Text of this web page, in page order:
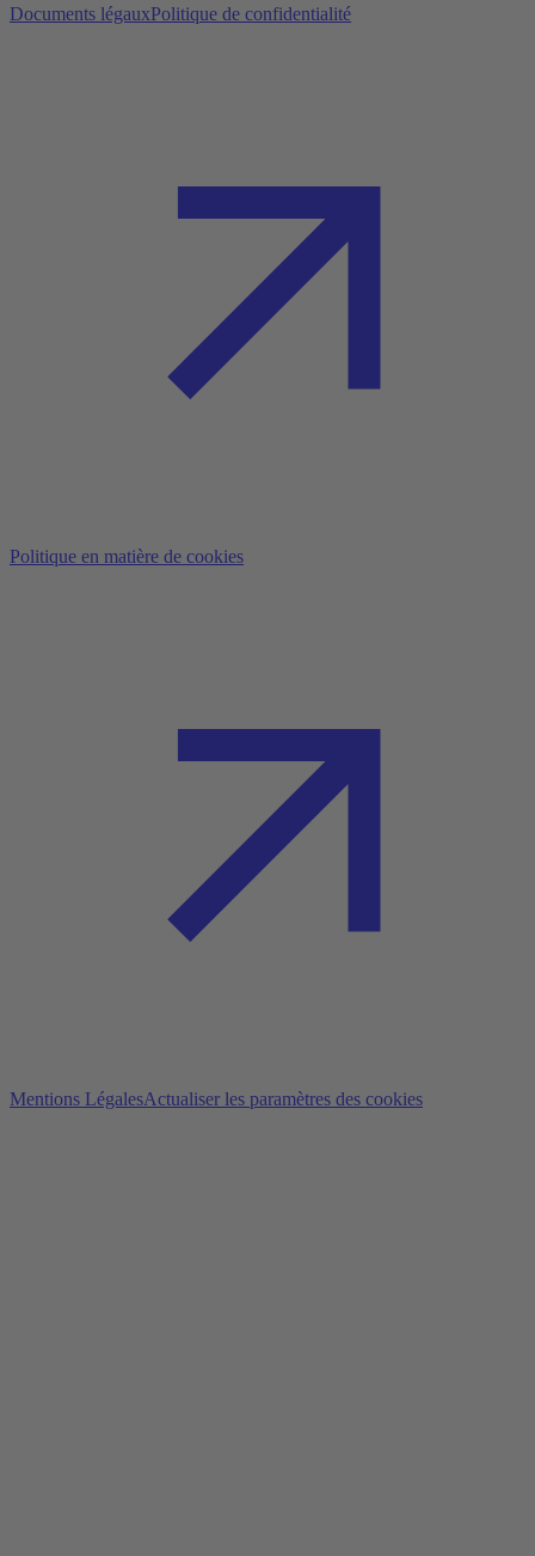
Documents légauxPolitique de confidentialité
Politique en matière de cookies
Mentions LégalesActualiser les paramètres des cookies